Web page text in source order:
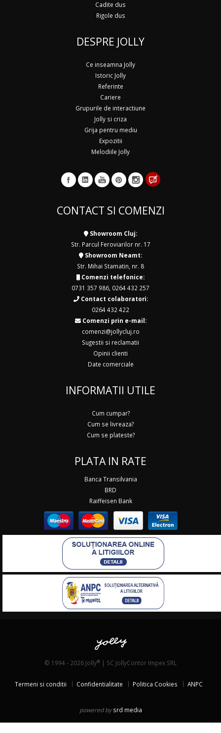
Cadite dus
Rigole dus
DESPRE JOLLY
Ce inseamna Jolly
Istoric Jolly
Referinte
Cariere
Grupurile de interactiune
Jolly si criza
Grija pentru mediu
Expozitii
Melodiile Jolly
CONTACT SI COMENZI
Showroom Cluj:
Str. Parcul Feroviarilor nr. 17
Showroom Neamt:
Str. Mihai Stamatin, nr. 8
Comenzi telefonice:
0731 357 986 0264 432 257
Contact colaboratori:
0264 432 422
Comenzi prin e-mail:
comenzi@jollycluj.ro
Sugestii si reclamatii
Opinii clienti
Date comerciale
INFORMATII UTILE
Cum cumpar?
Cum se livreaza?
Cum se plateste?
PLATA IN RATE
Banca Transilvania
BRD
Raiffeisen Bank
© 1994 - 2026 Jolly® | SC JollyContor Impex SRL
Termeni si conditii Confidentialitate Politica Cookies ANPC
powered by srd media